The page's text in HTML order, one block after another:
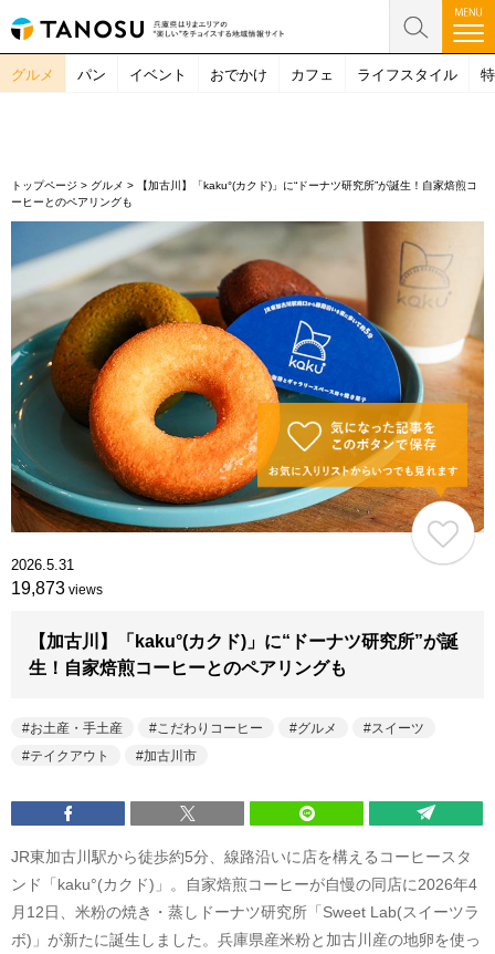
グルメ パン イベント おでかけ カフェ ライフスタイル
トップページ > グルメ >
【加古川】「kaku°(カクド)」に“ドーナツ研究所”が誕生！自家焙煎コ
ーヒーとのペアリングも
2026.5.31
19,873 views
【加古川】「kaku°(カクド)」に“ドーナツ研究所”が誕
生！自家焙煎コーヒーとのペアリングも
お土産・手土産 こだわりコーヒー グルメ
スイーツ
テイクアウト
加古川市
JR東加古川駅から徒歩約5分、線路沿いに店を構えるコーヒースタ
ンド「kaku°(カクド)」。自家焙煎コーヒーが自慢の同店に2026年4
月12日、米粉の焼き・蒸しドーナツ研究所「Sweet Lab(スイーツラ
ボ)」が新たに誕生しました。兵庫県産米粉と加古川産の地卵を使っ